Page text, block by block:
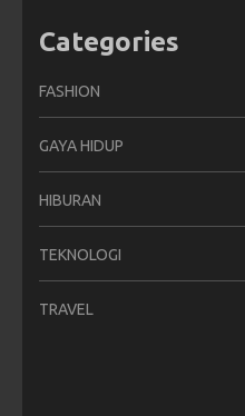
Categories
FASHION
GAYA HIDUP
HIBURAN
TEKNOLOGI
TRAVEL